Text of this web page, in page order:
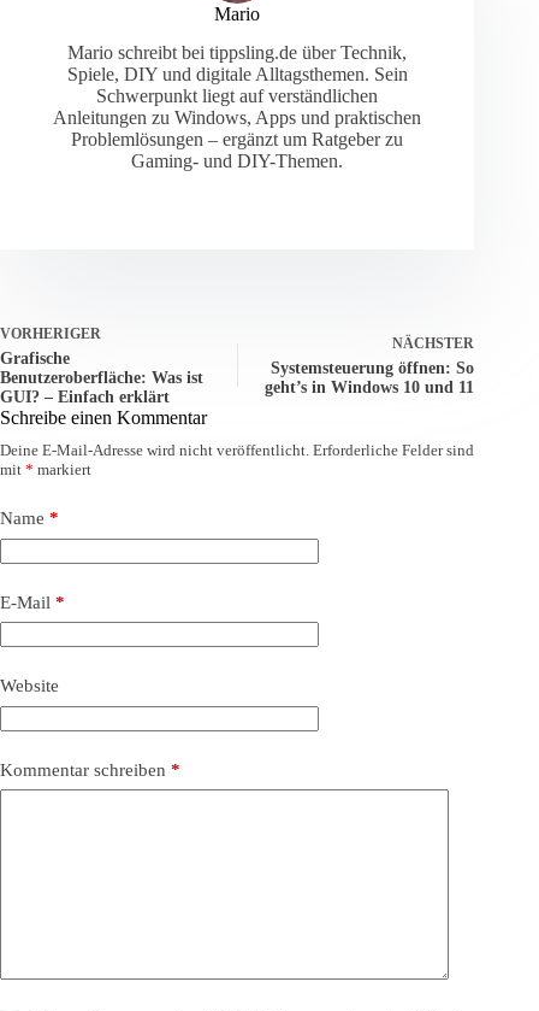
Mario
Mario schreibt bei tippsling.de über Technik,
Spiele, DIY und digitale Alltagsthemen. Sein
Schwerpunkt liegt auf verständlichen
Anleitungen zu Windows, Apps und praktischen
Problemlösungen – ergänzt um Ratgeber zu
Gaming- und DIY-Themen.
VORHERIGER
Grafische
Benutzeroberfläche: Was ist
GUI? – Einfach erklärt
NÄCHSTER
Systemsteuerung öffnen: So
geht’s in Windows 10 und 11
Schreibe einen Kommentar
Deine E-Mail-Adresse wird nicht veröffentlicht. Erforderliche Felder sind
mit * markiert
Name *
E-Mail *
Website
Kommentar schreiben *